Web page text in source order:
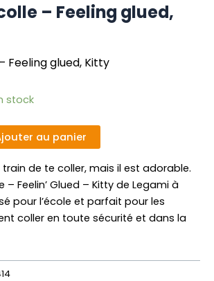
– Feeling glued,
Feeling glued, Kitty
stock
au panier
de te coller, mais il est adorable.
– Feelin’ Glued – Kitty de Legami à
pour l’école et parfait pour les
coller en toute sécurité et dans la